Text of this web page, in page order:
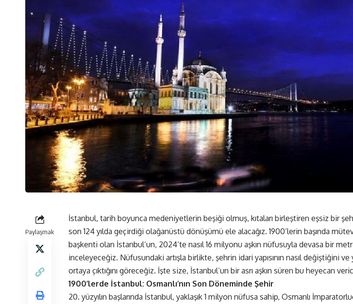
Paylaşmak
İstanbul, tarih boyunca medeniyetlerin beşiği olmuş, kıtaları birleştiren eşsiz bir
son 124 yılda geçirdiği olağanüstü dönüşümü ele alacağız. 1900’lerin başında
başkenti olan İstanbul’un, 2024’te nasıl 16 milyonu aşkın nüfusuyla devasa bir
inceleyeceğiz. Nüfusundaki artışla birlikte, şehrin idari yapısının nasıl değiştiğini
ortaya çıktığını göreceğiz. İşte size, İstanbul’un bir asrı aşkın süren bu heyecan
1900’lerde İstanbul: Osmanlı’nın Son Döneminde Şehir
yüzyılın başlarında İstanbul, yaklaşık 1 milyon nüfusa sahip, Osmanlı